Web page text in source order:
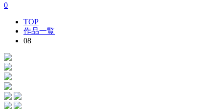
0
TOP
作品一覧
08